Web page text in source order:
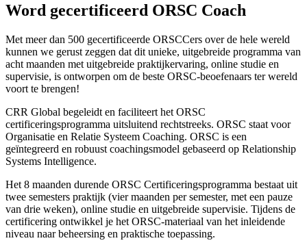
Word gecertificeerd ORSC Coach
Met meer dan 500 gecertificeerde ORSCCers over de hele wereld
kunnen we gerust zeggen dat dit unieke, uitgebreide programma van
acht maanden met uitgebreide praktijkervaring, online studie en
supervisie, is ontworpen om de beste ORSC-beoefenaars ter wereld
voort te brengen!
CRR Global begeleidt en faciliteert het ORSC
certificeringsprogramma uitsluitend rechtstreeks. ORSC staat voor
Organisatie en Relatie Systeem Coaching. ORSC is een
geïntegreerd en robuust coachingsmodel gebaseerd op Relationship
Systems Intelligence.
Het 8 maanden durende ORSC Certificeringsprogramma bestaat uit
twee semesters praktijk (vier maanden per semester, met een pauze
van drie weken), online studie en uitgebreide supervisie. Tijdens de
certificering ontwikkel je het ORSC-materiaal van het inleidende
niveau naar beheersing en praktische toepassing.